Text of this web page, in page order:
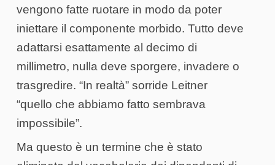
vengono fatte ruotare in modo da poter
iniettare il componente morbido. Tutto deve
adattarsi esattamente al decimo di
millimetro, nulla deve sporgere, invadere o
trasgredire. “In realtà” sorride Leitner
“quello che abbiamo fatto sembrava
impossibile”.
Ma questo è un termine che è stato